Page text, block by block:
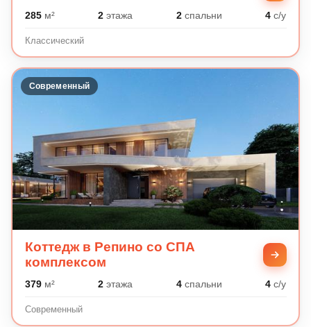
285м² 2 этажа 2спальни 4 с/у
Классический
Современный
Коттедж в Репино со СПА
комплексом
379м² 2 этажа 4спальни 4 с/у
Современный